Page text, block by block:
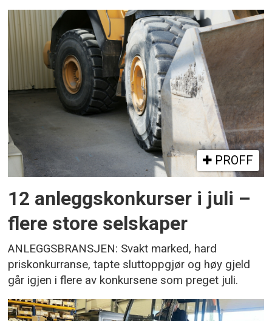
PROFF
12 anleggskonkurser i juli –
flere store selskaper
ANLEGGSBRANSJEN: Svakt marked, hard
priskonkurranse, tapte sluttoppgjør og høy gjeld
går igjen i flere av konkursene som preget juli.